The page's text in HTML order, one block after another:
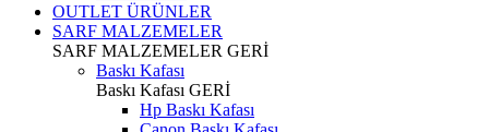
OUTLET ÜRÜNLER
SARF MALZEMELER
SARF MALZEMELER GERİ
Baskı Kafası
Baskı Kafası GERİ
Hp Baskı Kafası